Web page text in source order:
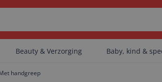
Beauty & Verzorging Baby, kind &
handgreep